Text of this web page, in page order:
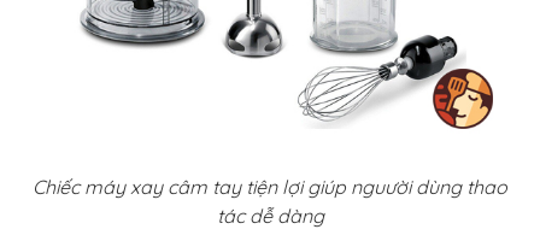
Chiếc máy xay câm tay tiện lợi giúp nguười dùng thao
tác dễ dàng